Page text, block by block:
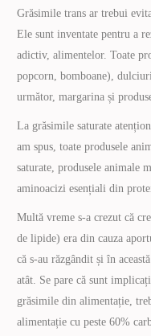
Grăsimile trans ar trebui
Ele sunt inventate pentru a
adictiv, alimentelor. Toate
popcorn, bomboane),
următor, margarina și
La grăsimile saturate
am spus, toate produsele
saturate, produsele animale
aminoacizi esențiali din
Multă vreme s-a crezut că
de lipide) era din cauza
că s-au răzgândit și în
atât. Se pare că sunt
grăsimile din alimentație,
alimentație cu peste 60%